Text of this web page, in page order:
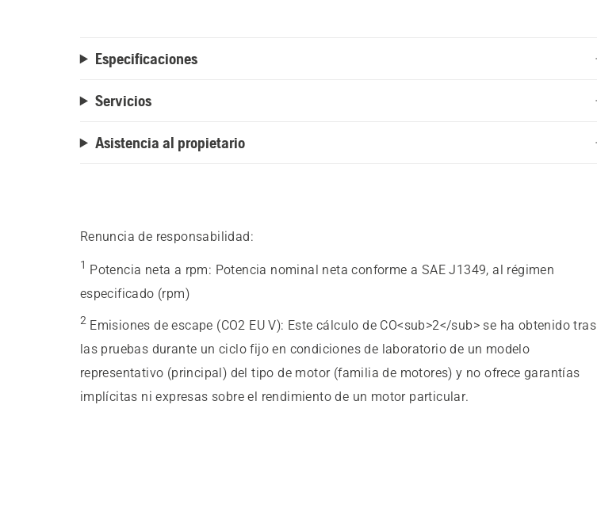
Especificaciones
Servicios
Asistencia al propietario
Renuncia de responsabilidad:
1 Potencia neta a rpm: Potencia nominal neta conforme a SAE J1349, al régimen
especificado (rpm)
2 Emisiones de escape (CO2 EU V): Este cálculo de CO<sub>2</sub> se ha obtenido tras
las pruebas durante un ciclo fijo en condiciones de laboratorio de un modelo
representativo (principal) del tipo de motor (familia de motores) y no ofrece garantías
implícitas ni expresas sobre el rendimiento de un motor particular.